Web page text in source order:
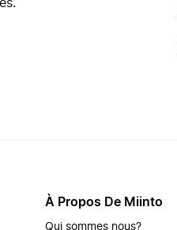
À Propos De Miinto
Qui sommes nous?